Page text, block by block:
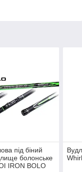
під біний
болонське
IRON BOLO